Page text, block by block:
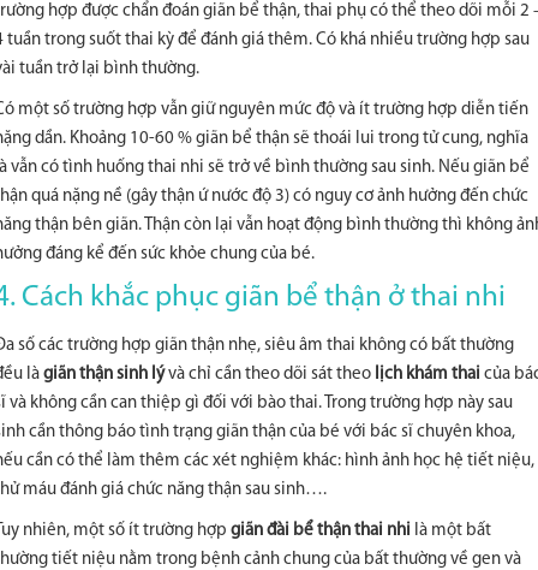
hợp được chẩn đoán giãn bể thận, thai phụ có thể theo dõi mỗi 2
tuần trong suốt thai kỳ để đánh giá thêm. Có khá nhiều trường hợp sau
tuần trở lại bình thường.
một số trường hợp vẫn giữ nguyên mức độ và ít trường hợp diễn tiến
dần. Khoảng 10-60 % giãn bể thận sẽ thoái lui trong tử cung, nghĩa
vẫn có tình huống thai nhi sẽ trở về bình thường sau sinh. Nếu giãn bể
quá nặng nề (gây thận ứ nước độ 3) có nguy cơ ảnh hưởng đến chức
thận bên giãn. Thận còn lại vẫn hoạt động bình thường thì không
đáng kể đến sức khỏe chung của bé.
Cách khắc phục giãn bể thận ở thai nhi
số các trường hợp giãn thận nhẹ, siêu âm thai không có bất thường
là giãn thận sinh lývà chỉ cần theo dõi sát theo lịch khám thai của
và không cần can thiệp gì đối với bào thai. Trong trường hợp này sau
cần thông báo tình trạng giãn thận của bé với bác sĩ chuyên khoa,
cần có thể làm thêm các xét nghiệm khác: hình ảnh học hệ tiết niệu,
máu đánh giá chức năng thận sau sinh….
nhiên, một số ít trường hợp giãn đài bể thận thai nhi là một bất
tiết niệu nằm trong bệnh cảnh chung của bất thường về gen và